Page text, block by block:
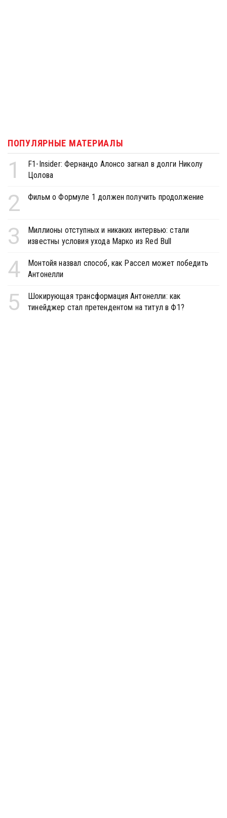
ПОПУЛЯРНЫЕ МАТЕРИАЛЫ
1
F1-Insider: Фернандо Алонсо загнал в долги Николу
Цолова
2 Фильм о Формуле 1 должен получить продолжение
3
Миллионы отступных и никаких интервью: стали
известны условия ухода Марко из Red Bull
4
Монтойя назвал способ, как Рассел может победить
Антонелли
5
Шокирующая трансформация Антонелли: как
тинейджер стал претендентом на титул в Ф1?